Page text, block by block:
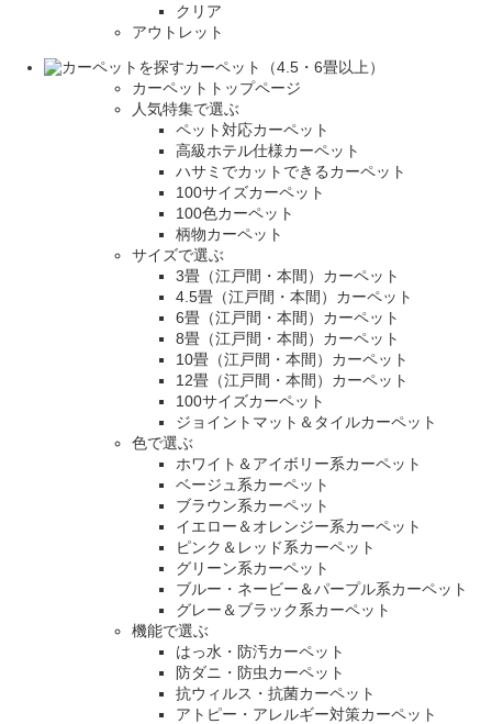
クリア
アウトレット
カーペット（4.5・6畳以上）
カーペットトップページ
人気特集で選ぶ
ペット対応カーペット
高級ホテル仕様カーペット
ハサミでカットできるカーペット
100サイズカーペット
100色カーペット
柄物カーペット
サイズで選ぶ
3畳（江戸間・本間）カーペット
4.5畳（江戸間・本間）カーペット
6畳（江戸間・本間）カーペット
8畳（江戸間・本間）カーペット
10畳（江戸間・本間）カーペット
12畳（江戸間・本間）カーペット
100サイズカーペット
ジョイントマット＆タイルカーペット
色で選ぶ
ホワイト＆アイボリー系カーペット
ベージュ系カーペット
ブラウン系カーペット
イエロー＆オレンジー系カーペット
ピンク＆レッド系カーペット
グリーン系カーペット
ブルー・ネービー＆パープル系カーペット
グレー＆ブラック系カーペット
機能で選ぶ
はっ水・防汚カーペット
防ダニ・防虫カーペット
抗ウィルス・抗菌カーペット
アトピー・アレルギー対策カーペット